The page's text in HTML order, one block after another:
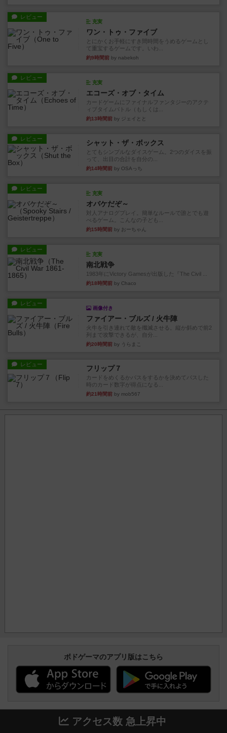
レビュー
充実
ワン・トゥ・ファイブ
とにかくお手軽にすき間時間をうめるゲームとし
て重宝するゲームです。いわ...
約9時間前 by nabekoh
レビュー
充実
エコーズ・オブ・タイム
カードゲームにファイナルファンタジーのアクテ
ィブタイムバトル（もしくは...
約13時間前 by ジェイとと
レビュー シャット・ザ・ボックス
とてもシンプルなダイスゲーム。2つのダイスを振
って、出目の合計を自分の...
約14時間前 by OSAっち
レビュー
充実
オバケだぞ～
対人アナログプレイ。簡単なルールで誰とでも遊
べるゲーム。こんなの子ども...
約15時間前 by おーちゃん
レビュー
充実
南北戦争
1983年にVictory Gamesが出版した『The Civil ...
約18時間前 by Chaco
レビュー
画像付き
ファイアー・ブルズ / 火牛陣
火牛を引き連れて敵を殲滅させる。縦か斜めで前2
列まで攻撃できるが、自分...
約20時間前 by うらまこ
レビュー フリップ７
カードをめくるかパスをするかを決めてパスした
時のカード数字が得点になる...
約21時間前 by mob567
ボドゲーマのアプリ版はこちら
アクセス数 急上昇中